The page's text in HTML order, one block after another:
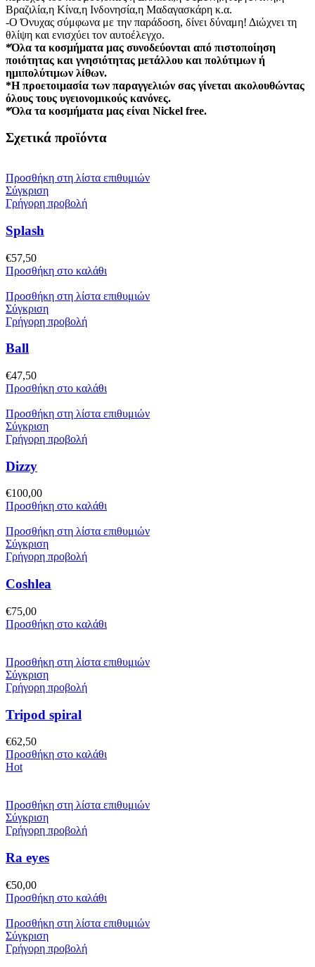
Βραζιλία,η Κίνα,η Ινδονησία,η Μαδαγασκάρη κ.α.
-Ο Όνυχας σύμφωνα με την παράδοση, δίνει δύναμη! Διώχνει τη
θλίψη και ενισχύει τον αυτοέλεγχο.
*Όλα τα κοσμήματα μας συνοδεύονται από πιστοποίηση
ποιότητας και γνησιότητας μετάλλου και πολύτιμων ή
ημιπολύτιμων λίθων.
*Η προετοιμασία των παραγγελιών σας γίνεται ακολουθώντας
όλους τους υγειονομικούς κανόνες.
*Όλα τα κοσμήματα μας είναι Nickel free.
Σχετικά προϊόντα
Προσθήκη στη λίστα επιθυμιών
Σύγκριση
Γρήγορη προβολή
Splash
€57,50
Προσθήκη στο καλάθι
Προσθήκη στη λίστα επιθυμιών
Σύγκριση
Γρήγορη προβολή
Ball
€47,50
Προσθήκη στο καλάθι
Προσθήκη στη λίστα επιθυμιών
Σύγκριση
Γρήγορη προβολή
Dizzy
€100,00
Προσθήκη στο καλάθι
Προσθήκη στη λίστα επιθυμιών
Σύγκριση
Γρήγορη προβολή
Coshlea
€75,00
Προσθήκη στο καλάθι
Προσθήκη στη λίστα επιθυμιών
Σύγκριση
Γρήγορη προβολή
Tripod spiral
€62,50
Προσθήκη στο καλάθι
Hot
Προσθήκη στη λίστα επιθυμιών
Σύγκριση
Γρήγορη προβολή
Ra eyes
€50,00
Προσθήκη στο καλάθι
Προσθήκη στη λίστα επιθυμιών
Σύγκριση
Γρήγορη προβολή